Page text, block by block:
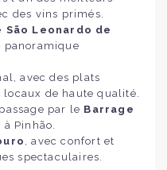
des vins primés.
São Leonardo de
panoramique
avec des plats
de haute qualité.
par le Barrage
Pinhão.
, avec confort et
spectaculaires.